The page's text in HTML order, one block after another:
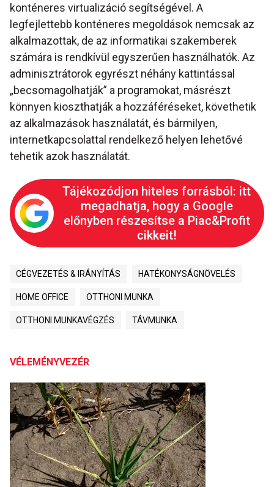
konténeres virtualizáció segítségével. A
legfejlettebb konténeres megoldások nemcsak az
alkalmazottak, de az informatikai szakemberek
számára is rendkívül egyszerűen használhatók. Az
adminisztrátorok egyrészt néhány kattintással
„becsomagolhatják” a programokat, másrészt
könnyen kioszthatják a hozzáféréseket, követhetik
az alkalmazások használatát, és bármilyen,
internetkapcsolattal rendelkező helyen lehetővé
tehetik azok használatát.
Tájékozódjon hiteles forrásból: itt
megadhatja, hogy a Google
előnyben részesítse a Piac&Profit
cikkeit!
CÉGVEZETÉS & IRÁNYÍTÁS HATÉKONYSÁGNÖVELÉS
HOME OFFICE OTTHONI MUNKA
OTTHONI MUNKAVÉGZÉS TÁVMUNKA
VÉLEMÉNYVEZÉR